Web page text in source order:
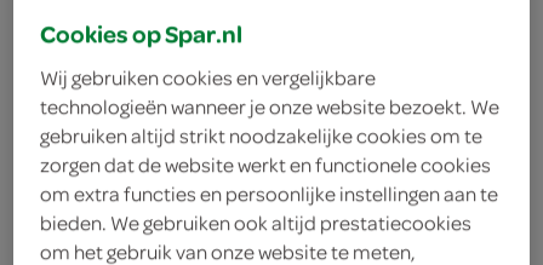
ham-kaasstrudel
ingrediënten
3 lente-/bosuitjes
Cookies op Spar.nl
Wij gebruiken cookies en vergelijkbare
technologieën wanneer je onze website bezoekt. We
gebruiken altijd strikt noodzakelijke cookies om te
zorgen dat de website werkt en functionele cookies
om extra functies en persoonlijke instellingen aan te
bieden. We gebruiken ook altijd prestatiecookies
om het gebruik van onze website te meten,